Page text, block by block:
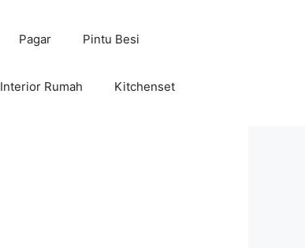
Pagar Pintu Besi
Interior Rumah Kitchenset